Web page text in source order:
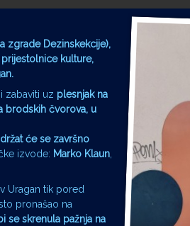
zgrade Dezinskekcije),
kulture,
zabaviti uz plesnjak na
brodskih čvorova, u
će se završno
izvode: Marko Klaun
Uragan tik pored
pronašao na
se skrenula pažnja na